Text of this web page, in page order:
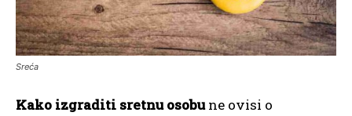
Sreća
Kako izgraditi sretnu osobune ovisi o